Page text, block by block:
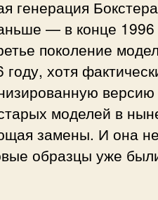
генерация Бокстера
— в конце 1996
поколение
хотя
версию
моделей в
замены. И она
образцы уже